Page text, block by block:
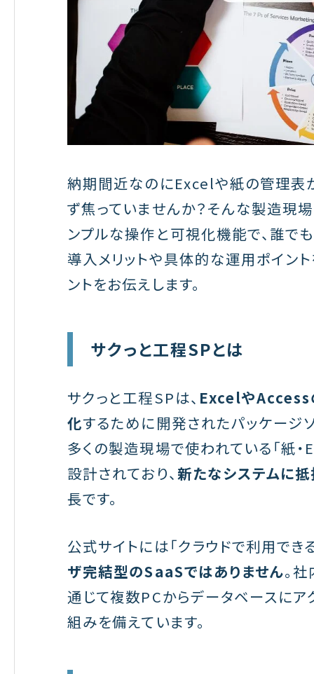
納期間近なのにExcelや紙の管理表
ず焦っていませんか？そんな製造現
ンプルな操作と可視化機能で、誰で
導入メリットや具体的な運用ポイン
ントをお伝えします。
サクっと工程SPとは
サクっと工程SPは、 ExcelやAccess
化するために開発されたパッケージソ
多くの製造現場で使われている「紙
設計されており、 新たなシステムに
長です。
公式サイトには「クラウドで利用でき
ザ完結型のSaaSではありません。
通じて複数PCからデータベースにア
組みを備えています。